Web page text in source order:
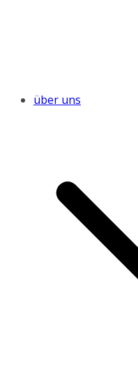
über uns